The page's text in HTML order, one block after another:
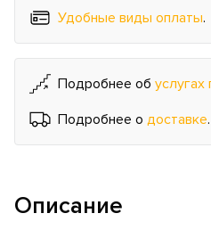
Удобные виды оплаты.
Подробнее об
Подробнее о доставке.
Описание